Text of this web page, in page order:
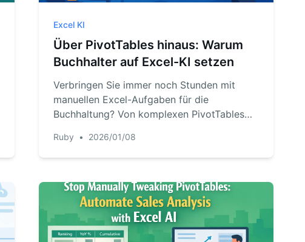
Excel KI
Über PivotTables hinaus: Warum
Buchhalter auf Excel-KI setzen
Verbringen Sie immer noch Stunden mit
manuellen Excel-Aufgaben für die
Buchhaltung? Von komplexen PivotTables
alte Methode ist langsam und fehleranfällig.
Erfahren Sie, wie Sie mit Excel-KI-Tools wie
analyse mit einfachen Sprachbefehlen
automatisieren.
Ruby • 2026/01/08